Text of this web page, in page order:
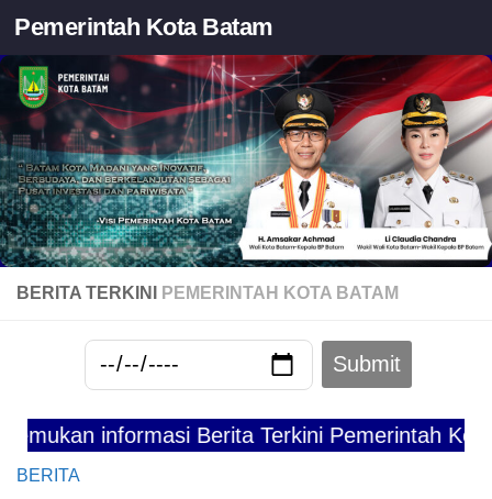
Skip to content
Pemerintah Kota Batam
BERITA TERKINI PEMERINTAH KOTA BATAM
informasi Berita Terkini Pemerintah Kota Batam
BERITA